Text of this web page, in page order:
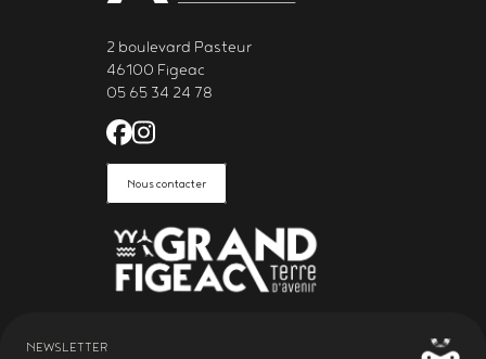
2 boulevard Pasteur
46100 Figeac
05 65 34 24 78
Facebook de l'Astrolabe Grand
Instagram de l'Astrolabe Grand
Nous contacter
NEWSLETTER